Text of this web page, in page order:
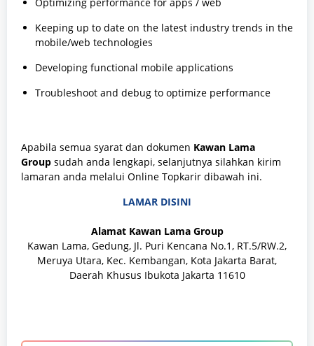
Keeping up to date on the latest industry trends in the
mobile/web technologies
Developing functional mobile applications
Troubleshoot and debug to optimize performance
Apabila semua syarat dan dokumen Kawan Lama
Group sudah anda lengkapi, selanjutnya silahkan kirim
lamaran anda melalui Online Topkarir dibawah ini.
LAMAR DISINI
Alamat Kawan Lama Group
Kawan Lama, Gedung, Jl. Puri Kencana No.1, RT.5/RW.2,
Meruya Utara, Kec. Kembangan, Kota Jakarta Barat,
Daerah Khusus Ibukota Jakarta 11610